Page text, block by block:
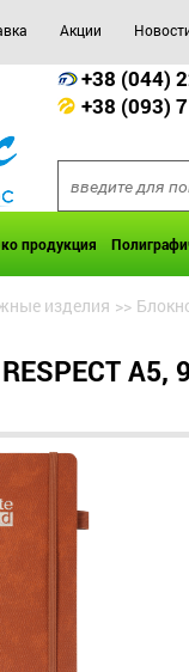
Акции
+38 (044)
+38 (093)
продукция
изделия >>